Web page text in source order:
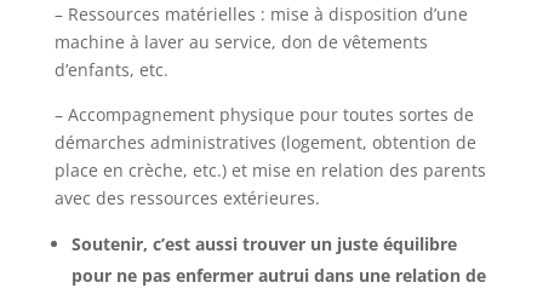
– Ressources matérielles : mise à disposition d’une
machine à laver au service, don de vêtements
d’enfants, etc.
– Accompagnement physique pour toutes sortes de
démarches administratives (logement, obtention de
place en crèche, etc.) et mise en relation des parents
avec des ressources extérieures.
Soutenir, c’est aussi trouver un juste équilibre
pour ne pas enfermer autrui dans une relation de